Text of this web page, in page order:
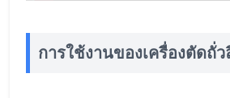
การใช้งานของเครื่องตัดถั่ว